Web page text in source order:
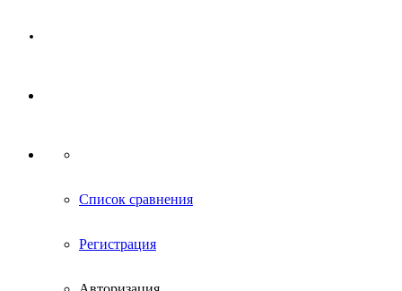
Список сравнения
Регистрация